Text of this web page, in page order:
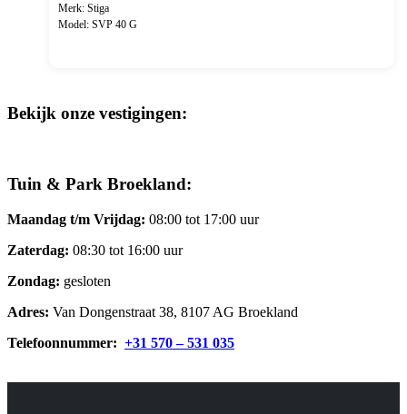
Merk: Stiga
Model: SVP 40 G
Bekijk onze vestigingen:
Tuin & Park Broekland:
Maandag t/m Vrijdag: 08:00 tot 17:00 uur
Zaterdag: 08:30 tot 16:00 uur
Zondag: gesloten
Adres: Van Dongenstraat 38, 8107 AG Broekland
Telefoonnummer: +31 570 – 531 035